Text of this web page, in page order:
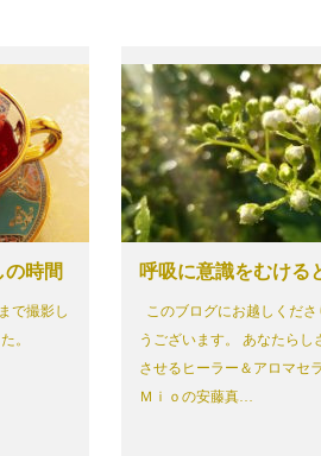
の時間
で撮影し
。
呼吸に意識をむける
このブログにお越しくださ
うございます。 あなたらし
させるヒーラー＆アロマセ
Ｍｉｏの安藤真…